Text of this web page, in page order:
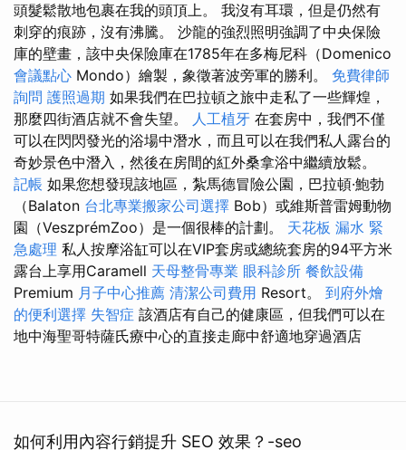
頭髮鬆散地包裹在我的頭頂上。 我沒有耳環，但是仍然有
刺穿的痕跡，沒有沸騰。 沙龍的強烈照明強調了中央保險
庫的壁畫，該中央保險庫在1785年在多梅尼科（Domenico
會議點心 Mondo）繪製，象徵著波旁軍的勝利。 免費律師
詢問 護照過期 如果我們在巴拉頓之旅中走私了一些輝煌，
那麼四街酒店就不會失望。 人工植牙 在套房中，我們不僅
可以在閃閃發光的浴場中潛水，而且可以在我們私人露台的
奇妙景色中潛入，然後在房間的紅外桑拿浴中繼續放鬆。
記帳 如果您想發現該地區，紮馬德冒險公園，巴拉頓·鮑勃
（Balaton 台北專業搬家公司選擇 Bob）或維斯普雷姆動物
園（VeszprémZoo）是一個很棒的計劃。 天花板 漏水 緊
急處理 私人按摩浴缸可以在VIP套房或總統套房的94平方米
露台上享用Caramell 天母整骨專業 眼科診所 餐飲設備
Premium 月子中心推薦 清潔公司費用 Resort。 到府外燴
的便利選擇 失智症 該酒店有自己的健康區，但我們可以在
地中海聖哥特薩氏療中心的直接走廊中舒適地穿過酒店
如何利用內容行銷提升 SEO 效果？-seo